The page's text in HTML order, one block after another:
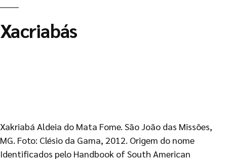
Xacriabás
Xakriabá Aldeia do Mata Fome. São João das Missões,
MG. Foto: Clésio da Gama, 2012. Origem do nome
Identificados pelo Handbook of South American